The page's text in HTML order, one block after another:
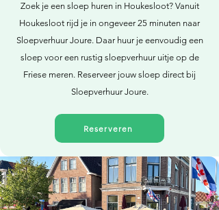
Zoek je een sloep huren in Houkesloot? Vanuit
Houkesloot rijd je in ongeveer 25 minuten naar
Sloepverhuur Joure. Daar huur je eenvoudig een
sloep voor een rustig sloepverhuur uitje op de
Friese meren. Reserveer jouw sloep direct bij
Sloepverhuur Joure.
Reserveren